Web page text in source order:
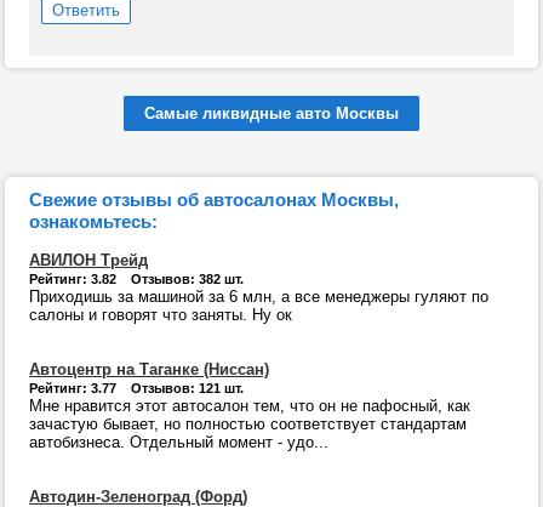
Ответить
Самые ликвидные авто Москвы
Свежие отзывы об автосалонах Москвы,
ознакомьтесь:
АВИЛОН Трейд
Рейтинг: 3.82 Отзывов: 382 шт.
Приходишь за машиной за 6 млн, а все менеджеры гуляют по
салоны и говорят что заняты. Ну ок
Автоцентр на Таганке (Ниссан)
Рейтинг: 3.77 Отзывов: 121 шт.
Мне нравится этот автосалон тем, что он не пафосный, как
зачастую бывает, но полностью соответствует стандартам
автобизнеса. Отдельный момент - удо...
Автодин-Зеленоград (Форд)